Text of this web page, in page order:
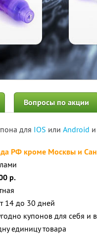
Вопросы по акции
для IOS или Android
РФ кроме Москвы и
р.
14 до 30 дней
купонов для себя и
единицу товара